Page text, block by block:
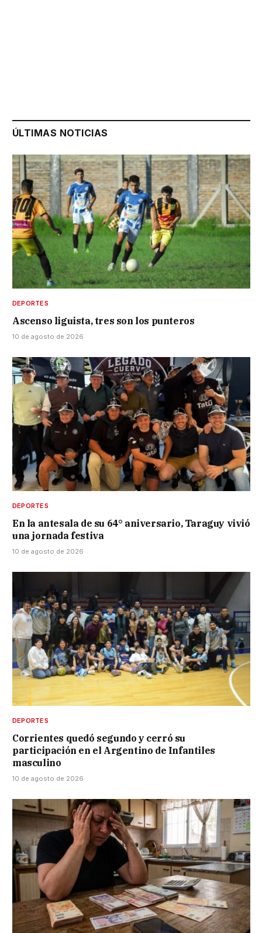
ÚLTIMAS NOTICIAS
DEPORTES
Ascenso liguista, tres son los punteros
10 de agosto de 2026
DEPORTES
En la antesala de su 64° aniversario, Taraguy vivió
una jornada festiva
10 de agosto de 2026
DEPORTES
Corrientes quedó segundo y cerró su
participación en el Argentino de Infantiles
masculino
10 de agosto de 2026